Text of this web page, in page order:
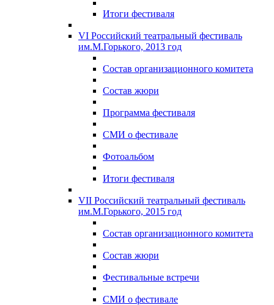
Итоги фестиваля
VI Российский театральный фестиваль
им.М.Горького, 2013 год
Состав организационного комитета
Состав жюри
Программа фестиваля
СМИ о фестивале
Фотоальбом
Итоги фестиваля
VII Российский театральный фестиваль
им.М.Горького, 2015 год
Состав организационного комитета
Состав жюри
Фестивальные встречи
СМИ о фестивале